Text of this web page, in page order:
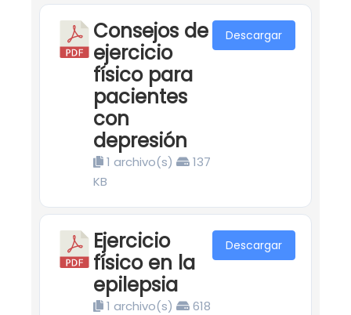
Consejos de
ejercicio
físico para
pacientes
con
depresión
1 archivo(s)
137
KB
Descargar
Ejercicio
físico en la
epilepsia
1 archivo(s)
618
Descargar